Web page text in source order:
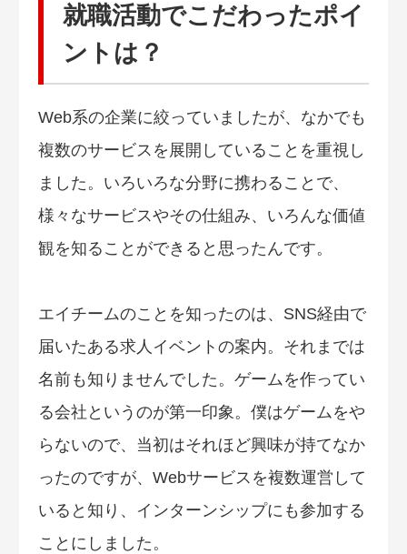
就職活動でこだわったポイ
ントは？
Web系の企業に絞っていましたが、なかでも
複数のサービスを展開していることを重視し
ました。いろいろな分野に携わることで、
様々なサービスやその仕組み、いろんな価値
観を知ることができると思ったんです。
エイチームのことを知ったのは、SNS経由で
届いたある求人イベントの案内。それまでは
名前も知りませんでした。ゲームを作ってい
る会社というのが第一印象。僕はゲームをや
らないので、当初はそれほど興味が持てなか
ったのですが、Webサービスを複数運営して
いると知り、インターンシップにも参加する
ことにしました。